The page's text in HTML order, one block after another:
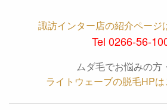
諏訪インター店の紹介ページ
Tel 0266-56-
ムダ毛でお悩みの方
ライトウェーブの脱毛HPは